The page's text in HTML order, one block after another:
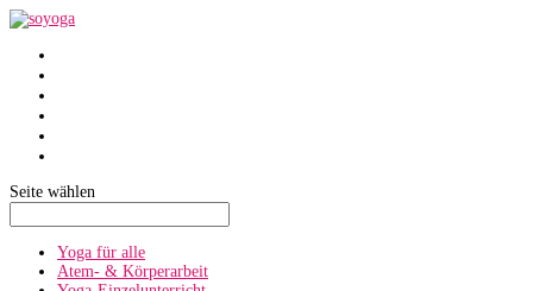
Seite wählen
Yoga für alle
Atem- & Körperarbeit